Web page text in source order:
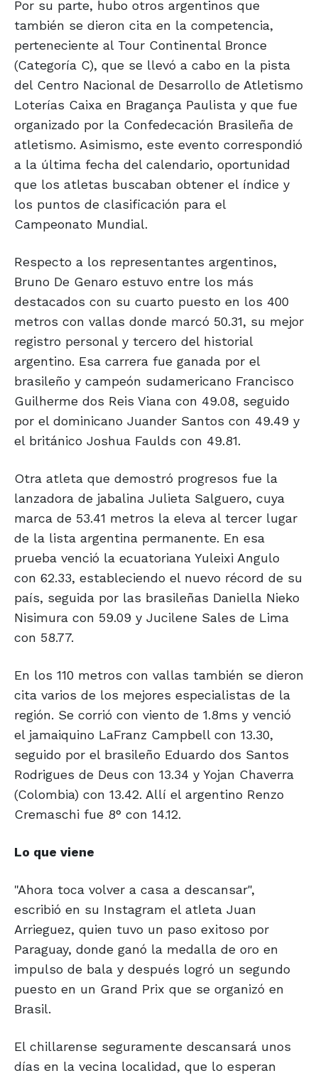
Por su parte, hubo otros argentinos que
también se dieron cita en la competencia,
perteneciente al Tour Continental Bronce
(Categoría C), que se llevó a cabo en la pista
del Centro Nacional de Desarrollo de Atletismo
Loterías Caixa en Bragança Paulista y que fue
organizado por la Confedecación Brasileña de
atletismo. Asimismo, este evento correspondió
a la última fecha del calendario, oportunidad
que los atletas buscaban obtener el índice y
los puntos de clasificación para el
Campeonato Mundial.
Respecto a los representantes argentinos,
Bruno De Genaro estuvo entre los más
destacados con su cuarto puesto en los 400
metros con vallas donde marcó 50.31, su mejor
registro personal y tercero del historial
argentino. Esa carrera fue ganada por el
brasileño y campeón sudamericano Francisco
Guilherme dos Reis Viana con 49.08, seguido
por el dominicano Juander Santos con 49.49 y
el británico Joshua Faulds con 49.81.
Otra atleta que demostró progresos fue la
lanzadora de jabalina Julieta Salguero, cuya
marca de 53.41 metros la eleva al tercer lugar
de la lista argentina permanente. En esa
prueba venció la ecuatoriana Yuleixi Angulo
con 62.33, estableciendo el nuevo récord de su
país, seguida por las brasileñas Daniella Nieko
Nisimura con 59.09 y Jucilene Sales de Lima
con 58.77.
En los 110 metros con vallas también se dieron
cita varios de los mejores especialistas de la
región. Se corrió con viento de 1.8ms y venció
el jamaiquino LaFranz Campbell con 13.30,
seguido por el brasileño Eduardo dos Santos
Rodrigues de Deus con 13.34 y Yojan Chaverra
(Colombia) con 13.42. Allí el argentino Renzo
Cremaschi fue 8° con 14.12.
Lo que viene
"Ahora toca volver a casa a descansar",
escribió en su Instagram el atleta Juan
Arrieguez, quien tuvo un paso exitoso por
Paraguay, donde ganó la medalla de oro en
impulso de bala y después logró un segundo
puesto en un Grand Prix que se organizó en
Brasil.
El chillarense seguramente descansará unos
días en la vecina localidad, que lo esperan